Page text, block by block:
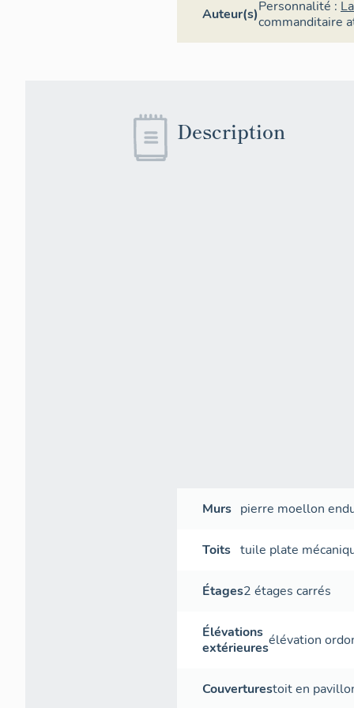
Auteur(s)Personnalité :
commanditaire
Description
Murs pierre moellon
Toits tuile plate
Étages2 étages carrés
Élévations
extérieuresélévation
Couverturestoit en